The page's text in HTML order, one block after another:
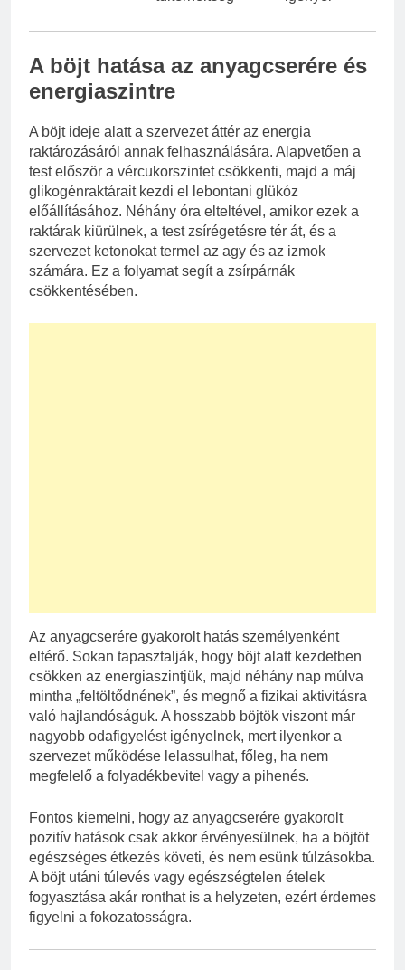
A böjt hatása az anyagcserére és
energiaszintre
A böjt ideje alatt a szervezet áttér az energia
raktározásáról annak felhasználására. Alapvetően a
test először a vércukorszintet csökkenti, majd a máj
glikogénraktárait kezdi el lebontani glükóz
előállításához. Néhány óra elteltével, amikor ezek a
raktárak kiürülnek, a test zsírégetésre tér át, és a
szervezet ketonokat termel az agy és az izmok
számára. Ez a folyamat segít a zsírpárnák
csökkentésében.
Az anyagcserére gyakorolt hatás személyenként
eltérő. Sokan tapasztalják, hogy böjt alatt kezdetben
csökken az energiaszintjük, majd néhány nap múlva
mintha „feltöltődnének”, és megnő a fizikai aktivitásra
való hajlandóságuk. A hosszabb böjtök viszont már
nagyobb odafigyelést igényelnek, mert ilyenkor a
szervezet működése lelassulhat, főleg, ha nem
megfelelő a folyadékbevitel vagy a pihenés.
Fontos kiemelni, hogy az anyagcserére gyakorolt
pozitív hatások csak akkor érvényesülnek, ha a böjtöt
egészséges étkezés követi, és nem esünk túlzásokba.
A böjt utáni túlevés vagy egészségtelen ételek
fogyasztása akár ronthat is a helyzeten, ezért érdemes
figyelni a fokozatosságra.